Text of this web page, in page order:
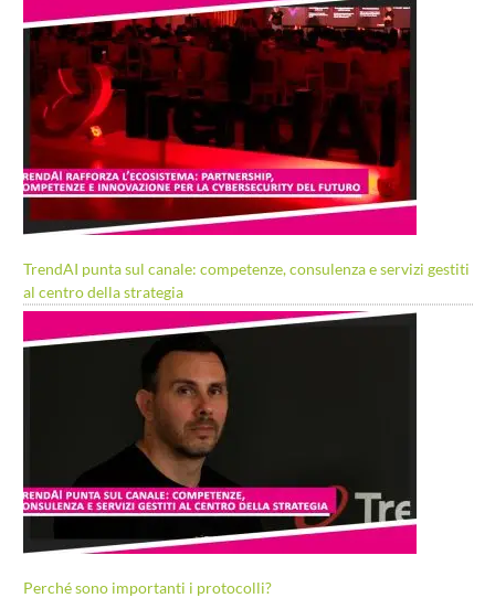
TrendAI punta sul canale: competenze, consulenza e servizi gestiti
al centro della strategia
Perché sono importanti i protocolli?